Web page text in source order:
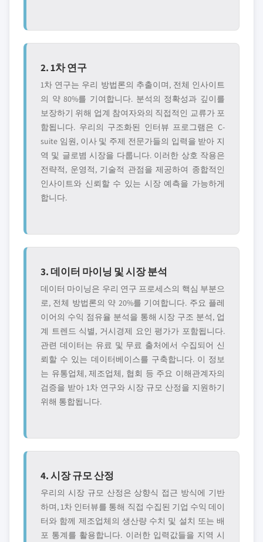
2. 1차 연구
1차 연구는 우리 방법론의 추출이며, 전체 인사이트
의 약 80%를 기여합니다. 분석의 정확성과 깊이를
보장하기 위해 업계 참여자와의 직접적인 교류가 포
함됩니다. 우리의 구조화된 인터뷰 프로그램은 C-
suite 임원, 이사 및 주제 전문가들의 입력을 받아 지
역 및 글로볌 시장을 다룹니다. 이러한 상호 작용은
전략적, 운영적, 기술적 관점을 제공하여 종합적인
인사이트와 신뢰할 수 있는 시장 예측을 가능하게
합니다.
3. 데이터 마이닝 및 시장 분석
데이터 마이닝은 우리 연구 프로세스의 핵심 부분으
로, 전체 방법론의 약 20%를 기여합니다. 주요 플레
이어의 수익 점유율 분석을 통해 시장 구조 분석, 업
계 트렌드 식별, 거시경제 요인 평가가 포함됩니다.
관련 데이터는 유료 및 무료 출처에서 수집되어 신
뢰할 수 있는 데이터베이스를 구축합니다. 이 정보
는 유통업체, 제조업체, 협회 등 주요 이해관계자의
검증을 받아 1차 연구와 시장 규모 산정을 지원하기
위해 통합됩니다.
4. 시장 규모 산정
우리의 시장 규모 산정은 상향식 접근 방식에 기반
하며, 1차 인터뷰를 통해 직접 수집된 기업 수익 데이
터와 함께 제조업체의 생산량 수치 및 설치 또는 배
포 통계를 활용합니다. 이러한 입력값들을 지역 시